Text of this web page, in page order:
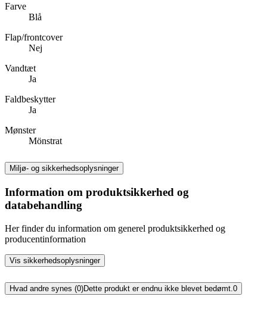
Farve
Blå
Flap/frontcover
Nej
Vandtæt
Ja
Faldbeskytter
Ja
Mønster
Mönstrat
Miljø- og sikkerhedsoplysninger
Information om produktsikkerhed og
databehandling
Her finder du information om generel produktsikkerhed og
producentinformation
Vis sikkerhedsoplysninger
Hvad andre synes (0)Dette produkt er endnu ikke blevet bedømt.0